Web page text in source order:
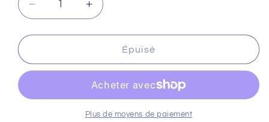
Réduire
la
quantité
DURITE
DE
ARRIERE
Augmenter
la
quantité
DURITE
FREIN
ARRIERE
TALARIA
Épuisé
Plus de moyens de paiement